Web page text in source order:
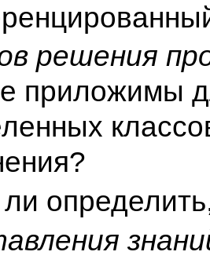
решения
приложимы